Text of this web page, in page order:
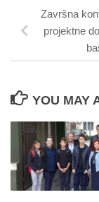
Završna
projektne
YOU MAY